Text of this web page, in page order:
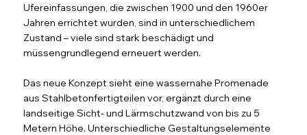
Ufereinfassungen, die zwischen 1900 und den 1960er
Jahren errichtet wurden, sind in unterschiedlichem
Zustand – viele sind stark beschädigt und
müssengrundlegend erneuert werden.
Das neue Konzept sieht eine wassernahe Promenade
aus Stahlbetonfertigteilen vor, ergänzt durch eine
landseitige Sicht- und Lärmschutzwand von bis zu 5
Metern Höhe. Unterschiedliche Gestaltungselemente